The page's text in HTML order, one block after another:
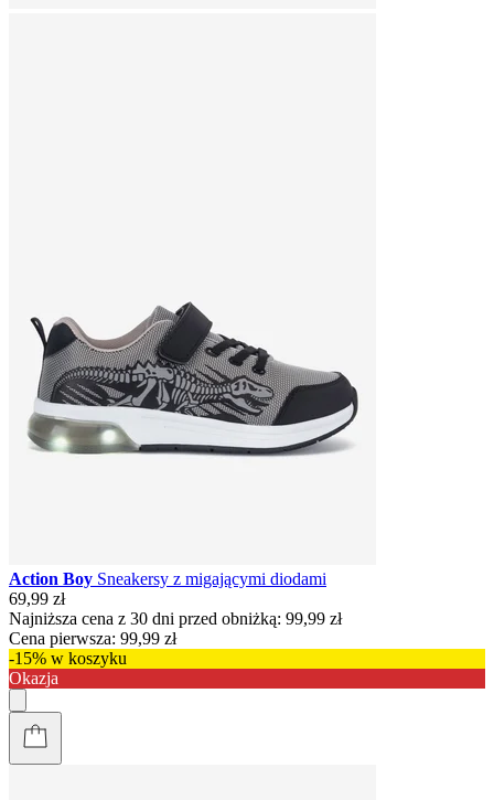
Action Boy Sneakersy z migającymi diodami
69,99 zł
Najniższa cena z 30 dni przed obniżką: 99,99 zł
Cena pierwsza: 99,99 zł
-15% w koszyku
Okazja